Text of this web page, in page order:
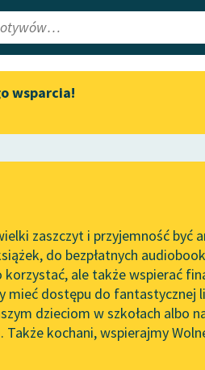
Alicja Horn” do
skandynawskiej
z Katarzyną Tunkiel
lata temu zmarł Joseph
Mapa
API
OAI-
wsparcia!
zaszczyt i przyjemność być
do bezpłatnych
ale także wspierać
mieć dostępu do
dzieciom w szkołach albo
kochani, wspierajmy
✖